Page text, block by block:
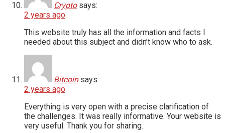
Crypto says:
2 years ago
This website truly has all the information and facts I
needed about this subject and didn’t know who to ask.
Bitcoin says:
2 years ago
Everything is very open with a precise clarification of
the challenges. It was really informative. Your website is
very useful. Thank you for sharing.